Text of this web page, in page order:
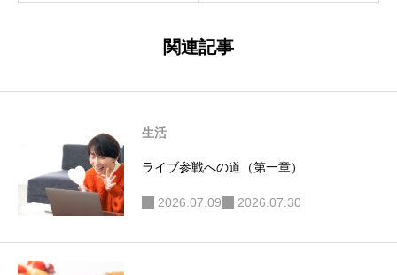
主婦。
関連記事
生活
ライブ参戦への道（第一章）
2026.07.09 2026.07.30